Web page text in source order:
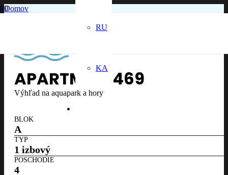
RU
KA
Domov
APARTMÁN 469
Výhľad na aquapark a hory
BLOK
A
TYP
1 izbový
POSCHODIE
4